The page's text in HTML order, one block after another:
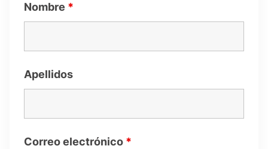
Nombre *
Apellidos
Correo electrónico *